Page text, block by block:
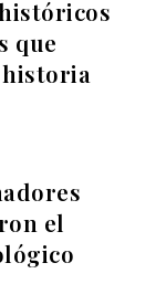
que
el